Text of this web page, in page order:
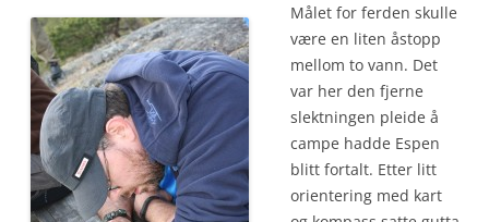
Målet for ferden skulle
være en liten åstopp
mellom to vann. Det
var her den fjerne
slektningen pleide å
campe hadde Espen
blitt fortalt. Etter litt
orientering med kart